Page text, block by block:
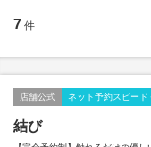
7 件
店舗公式 ネット予約スピード
結び